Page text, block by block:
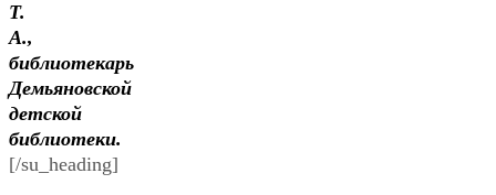
Т.
А.,
библиотекарь
Демьяновской
детской
библиотеки.
[/su_heading]